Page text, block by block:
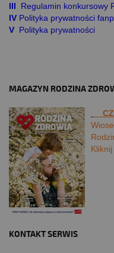
III
Regulamin konkursowy
IV Polityka prywatności
V Polityka prywatności
MAGAZYN RODZINA
KONTAKT SERWIS